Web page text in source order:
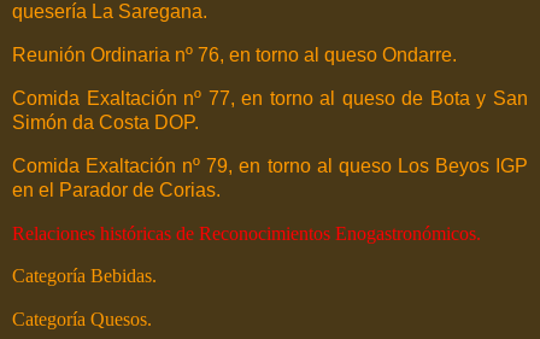
quesería La Saregana.
Reunión Ordinaria nº 76, en torno al queso Ondarre.
Comida Exaltación nº 77, en torno al queso de Bota y San
Simón da Costa DOP.
Comida Exaltación nº 79, en torno al queso Los Beyos IGP
en el Parador de Corias.
Relaciones históricas de Reconocimientos Enogastronómicos.
Categoría Bebidas.
Categoría Quesos.